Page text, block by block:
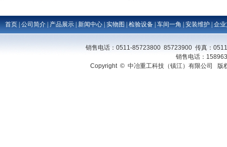
首页 公司简介 产品展示 新闻中心 实物图 检验设备 车间一角 安装维护 企
销售电话：0511-85723800 85723900 传真：
销售电话：
Copyright © 中冶重工科技（镇江）有限公司 版